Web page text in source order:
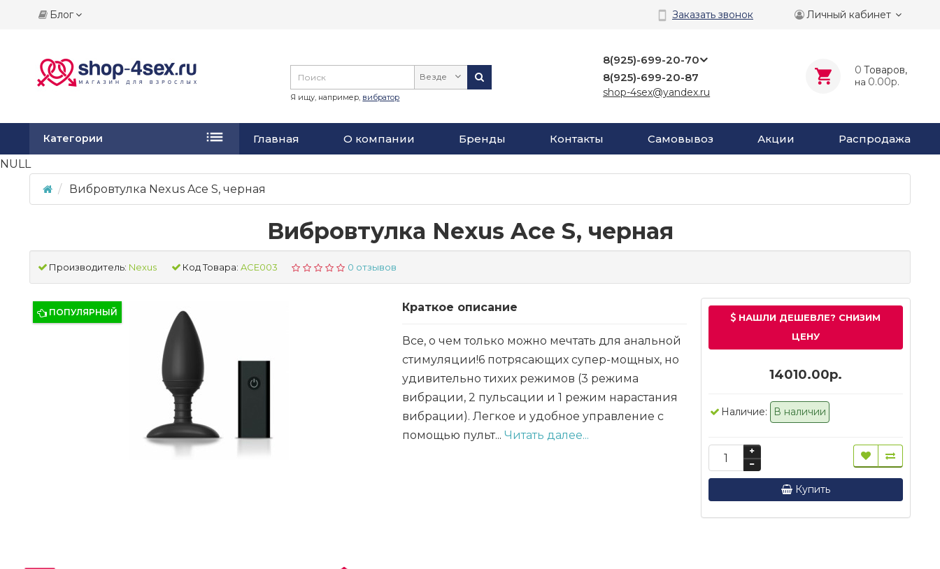
Блог Заказать звонок Личный кабинет
8(925)-699-20-70
8(925)-699-20-87
shop-4sex@yandex.ru
0 Tоваров,
на 0.00р.
Везде
Я ищу, например, вибратор
Главная О компании Бренды Контакты Самовывоз Акции Распродажа
Категории
NULL
Вибровтулка Nexus Ace S, черная
Вибровтулка Nexus Ace S, черная
Производитель: Nexus Код Товара: ACE003 0 отзывов
ПОПУЛЯРНЫЙ Краткое описание
Все, о чем только можно мечтать для анальной
стимуляции!6 потрясающих супер-мощных, но
удивительно тихих режимов (3 режима
вибрации, 2 пульсации и 1 режим нарастания
вибрации). Легкое и удобное управление с
помощью пульт...Читать далее...
НАШЛИ ДЕШЕВЛЕ? СНИЗИМ
ЦЕНУ
14010.00р.
Наличие: В наличии
Купить